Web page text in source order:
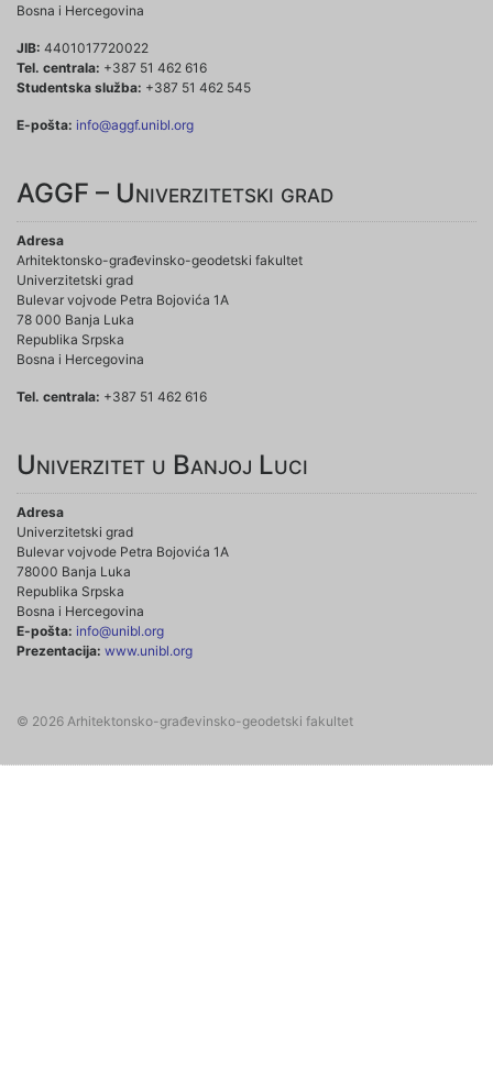
Bosna i Hercegovina
JIB: 4401017720022
Tel. centrala: +387 51 462 616
Studentska služba: +387 51 462 545
E-pošta: info@aggf.unibl.org
AGGF – Univerzitetski grad
Adresa
Arhitektonsko-građevinsko-geodetski fakultet
Univerzitetski grad
Bulevar vojvode Petra Bojovića 1A
78 000 Banja Luka
Republika Srpska
Bosna i Hercegovina
Tel. centrala: +387 51 462 616
Univerzitet u Banjoj Luci
Adresa
Univerzitetski grad
Bulevar vojvode Petra Bojovića 1A
78000 Banja Luka
Republika Srpska
Bosna i Hercegovina
E-pošta: info@unibl.org
Prezentacija: www.unibl.org
© 2026 Arhitektonsko-građevinsko-geodetski fakultet